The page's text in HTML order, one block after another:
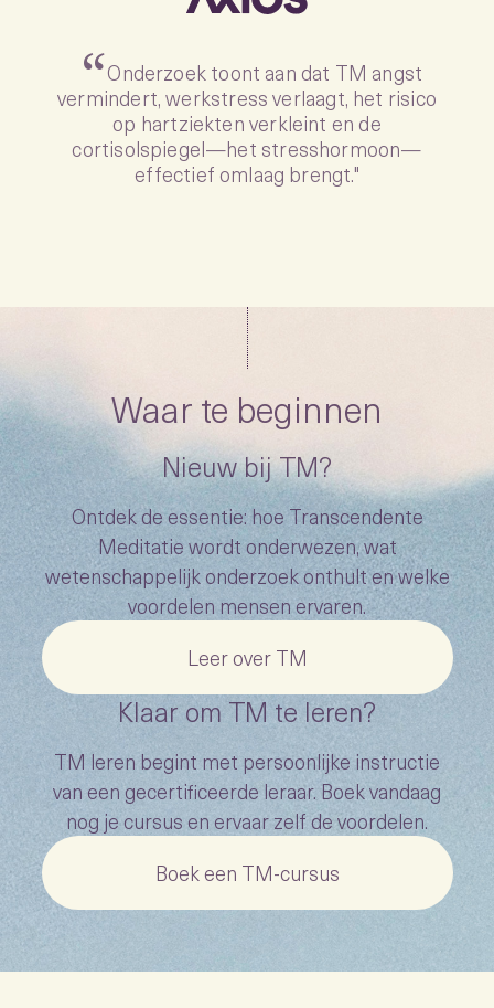
“Onderzoek toont aan dat TM angst
vermindert, werkstress verlaagt, het risico
op hartziekten verkleint en de
cortisolspiegel—het stresshormoon—
effectief omlaag brengt."
Waar te beginnen
Klaar om TM te leren?
TM leren begint met persoonlijke instructie
van een gecertificeerde leraar. Boek vandaag
nog je cursus en ervaar zelf de voordelen.
Boek een TM-cursus
Nieuw bij TM?
Ontdek de essentie: hoe Transcendente
Meditatie wordt onderwezen, wat
wetenschappelijk onderzoek onthult en welke
voordelen mensen ervaren.
Leer over TM